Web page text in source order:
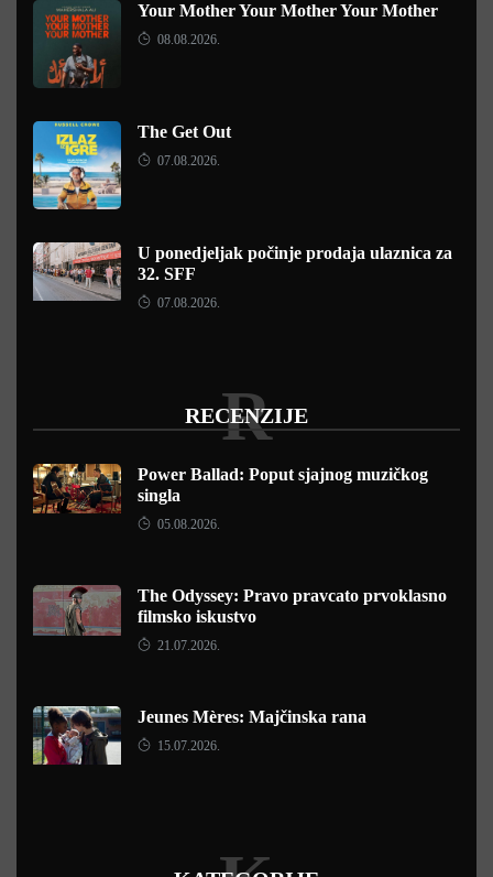
Your Mother Your Mother Your Mother
08.08.2026.
The Get Out
07.08.2026.
U ponedjeljak počinje prodaja ulaznica za
32. SFF
07.08.2026.
RECENZIJE
R
Power Ballad: Poput sjajnog muzičkog
singla
05.08.2026.
The Odyssey: Pravo pravcato prvoklasno
filmsko iskustvo
21.07.2026.
Jeunes Mères: Majčinska rana
15.07.2026.